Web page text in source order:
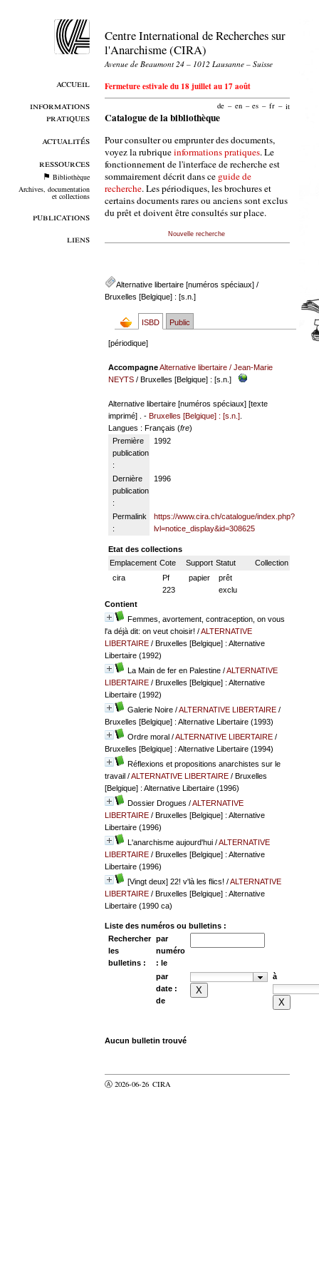
accueil
informations
pratiques
actualités
ressources
Bibliothèque
Archives, documentation
et collections
publications
liens
Centre International de Recherches sur
l'Anarchisme (CIRA)
Avenue de Beaumont 24 – 1012 Lausanne – Suisse
Fermeture estivale du 18 juillet au 17 août
de – en – es – fr – it
Catalogue de la bibliothèque
Pour consulter ou emprunter des documents,
voyez la rubriqueinformations pratiques. Le
fonctionnement de l'interface de recherche est
sommairement décrit dans ce guide de
recherche. Les périodiques, les brochures et
certains documents rares ou anciens sont exclus
du prêt et doivent être consultés sur place.
Nouvelle recherche
Alternative libertaire [numéros spéciaux]/
Bruxelles [Belgique] : [s.n.]
ISBD Public
[périodique]
AccompagneAlternative libertaire /Jean-Marie
NEYTS / Bruxelles [Belgique] : [s.n.]
Alternative libertaire [numéros spéciaux] [texte
imprimé] . -Bruxelles [Belgique] : [s.n.]
Langues : Français (fre)
Première
publication
:
1992
Dernière
publication
:
1996
Permalink
:
https://www.cira.ch/catalogue/index.php?
lvl=notice_display&id=308625
Etat des collections
Emplacement Cote Support Statut
Collection
cira
Pf
223
papier
prêt
exclu
Contient
Femmes, avortement, contraception, on vous
l'a déjà dit: on veut choisir! /ALTERNATIVE
LIBERTAIRE/ Bruxelles [Belgique] : Alternative
Libertaire (1992)
La Main de fer en Palestine/ALTERNATIVE
LIBERTAIRE/ Bruxelles [Belgique] : Alternative
Libertaire (1992)
Galerie Noire/ALTERNATIVE LIBERTAIRE/
Bruxelles [Belgique] : Alternative Libertaire (1993)
Ordre moral/ALTERNATIVE LIBERTAIRE/
Bruxelles [Belgique] : Alternative Libertaire (1994)
Réflexions et propositions anarchistes sur le
travail/ALTERNATIVE LIBERTAIRE/ Bruxelles
[Belgique] : Alternative Libertaire (1996)
Dossier Drogues /ALTERNATIVE
LIBERTAIRE/ Bruxelles [Belgique] : Alternative
Libertaire (1996)
L'anarchisme aujourd'hui/ALTERNATIVE
LIBERTAIRE/ Bruxelles [Belgique] : Alternative
Libertaire (1996)
[Vingt deux] 22! v'là les flics! /ALTERNATIVE
LIBERTAIRE/ Bruxelles [Belgique] : Alternative
Libertaire (1990 ca)
Liste des numéros ou bulletins :
Rechercher
les
bulletins :
par
numéro
: le
par
date :
de
à
Aucun bulletin trouvé
Ⓐ 2026-06-26 CIRA